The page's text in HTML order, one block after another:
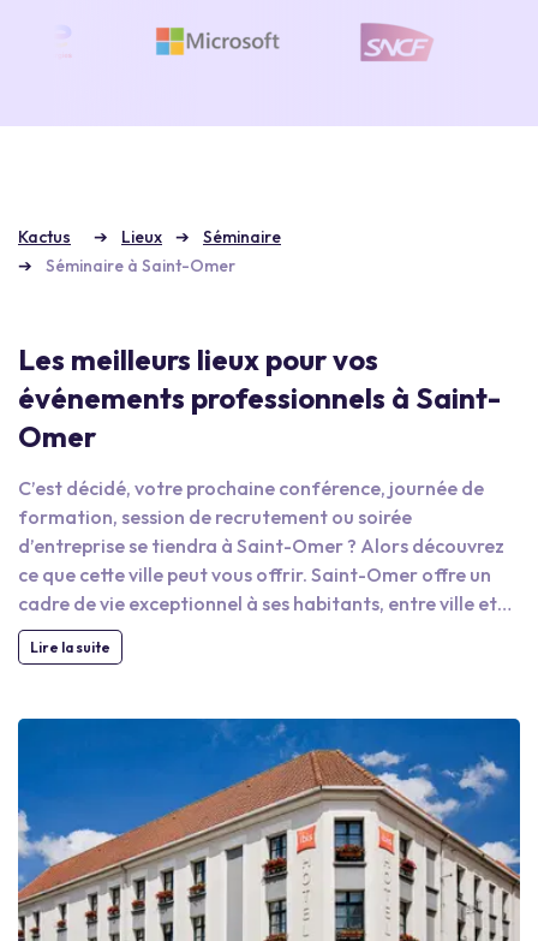
Kactus Lieux
Séminaire
Séminaire à Saint-Omer
Les meilleurs lieux pour vos
événements professionnels à Saint-
Omer
C’est décidé, votre prochaine conférence, journée de
formation, session de recrutement ou soirée
d’entreprise se tiendra à Saint-Omer ? Alors découvrez
ce que cette ville peut vous offrir. Saint-Omer offre un
cadre de vie exceptionnel à ses habitants, entre ville et
verdure. Cela la rend donc très agréables pour les
visiteurs professionnels. Nous vous conseillons de
produits locaux du terroir. Les goûts et les saveurs ne
vous décevront pas, et cela peut constituer un agréable
moment de team building ! D’ailleurs, à cet effet vous
pouvez aussi opter pour un escape game, une partie de
cricket, une partie de golf ou une découverte de la ville
en segway ! Si vous restez plusieurs jours, rendez-vous au
théâtre à l’italienne, un lieu somptueux que vos collègues
ne seront pas prêts d’oublier ! Pendant la pause déjeuner
Lire la suite